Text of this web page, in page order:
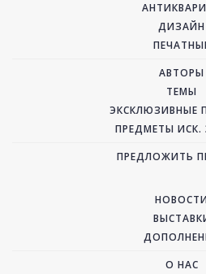
ДИЗАЙН
АВТОРЫ
ТЕМЫ
ЭКСКЛЮЗИВНЫЕ
ПРЕДМЕТЫ ИСК.
ПРЕДЛОЖИТЬ
О НАС